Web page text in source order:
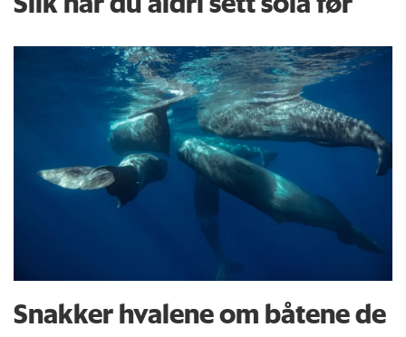
Snakker hvalene om båtene de